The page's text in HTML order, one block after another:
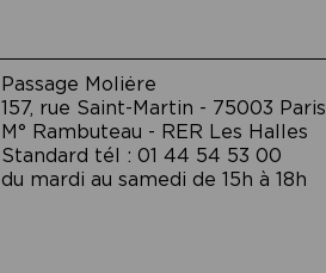
Passage Moliėre
157, rue Saint-Martin - 75003 Paris
M° Rambuteau - RER Les Halles
Standard tél : 01 44 54 53 00
du mardi au samedi de 15h à 18h